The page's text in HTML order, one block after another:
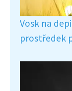
Vosk na
prostředek